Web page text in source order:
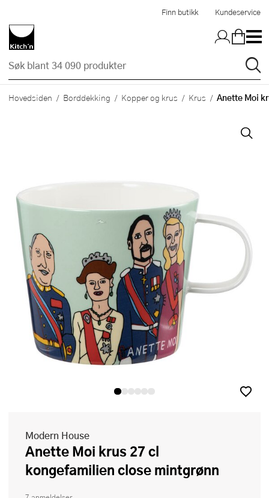
Finn butikk Kundeservice
Hovedsiden Borddekking Kopper og krus Krus Anette Moi
Modern House
Anette Moi krus 27 cl
kongefamilien close mintgrønn